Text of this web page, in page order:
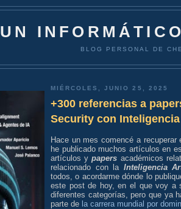
UN
BLOG PERSONAL DE
MIÉRCOLES, JUNIO 25, 2025
+300 referencias a
Security con
Hace un mes comencé a
he publicado muchos artículos en
artículos ypapers académicos
relacionado con la Inteligencia
todos, o acordarme dónde lo
este post de hoy, en el que voy a
diferentes categorías, pero que ya
parte de la carrera mundial por